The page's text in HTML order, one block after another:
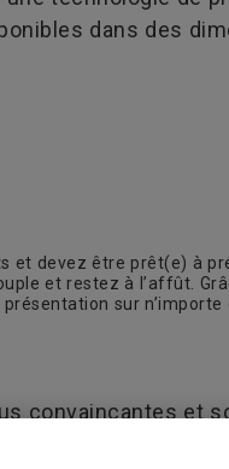
dans des
et devez être prêt(e) à
et restez à l’affût.
sur
convaincantes et